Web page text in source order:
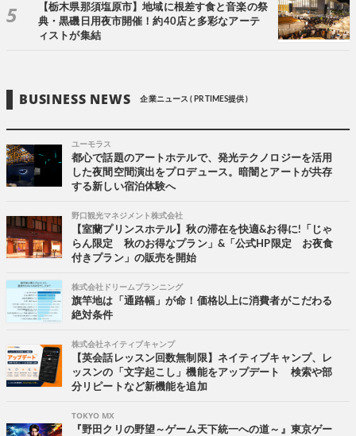
【栃木県那須塩原市】地域に根差す食と音楽の祭
典・黒磯日用夜市開催！約40店と多彩なアーテ
ィストが集結
BUSINESS NEWS 企業ニュース ( PR TIMES提供 )
ユーモラス
都心で話題のアートホテルで、発光テクノロジーを活用
した夜間空間演出をプロデュース。暗闇とアートが共存
する新しい宿泊体験へ
野口観光マネジメント株式会社
【室蘭プリンスホテル】秋の滞在を快適&お得に!「じゃ
らん限定 秋のお得なプラン」&「公式HP限定 お夜食
付きプラン」の販売を開始
株式会社ドリームプランニング
旗竿地は「通路幅」が命！価格以上に消費者がこだわる
絶対条件
株式会社ネイティブキャンプ
【英会話レッスン回数無制限】ネイティブキャンプ、レ
ッスンの「文字起こし」機能をアップデート 検索や部
分リピートなど新機能を追加
TOKYO MX
『野田クリの野望～ゲーム天下統一への道～』東京ゲー